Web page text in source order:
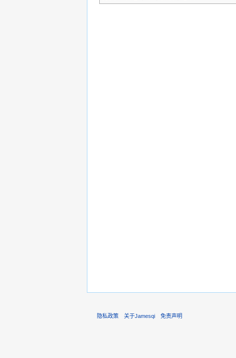
隐私政策 关于Jamesqi 免责声明